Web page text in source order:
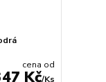
cena od
Kč/Ks